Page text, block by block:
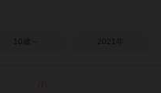
10歳～ 2021年